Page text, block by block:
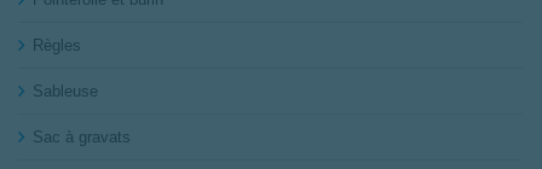
Règles
Sableuse
Sac à gravats